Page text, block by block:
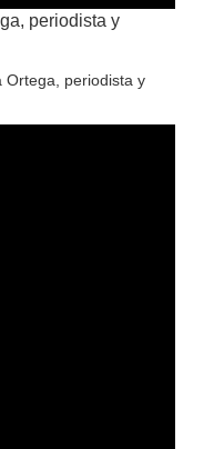
periodista y
Ortega, periodista y